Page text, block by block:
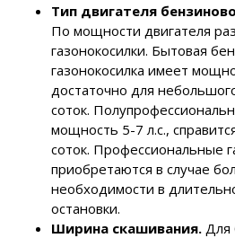
Тип двигателя
По мощности двигателя
газонокосилки. Бытовая
газонокосилка имеет
достаточно для
соток.
мощность 5-7 л.с.,
соток. Профессиональные
приобретаются в случае
необходимости в
остановки.
Ширина скашивания.Для